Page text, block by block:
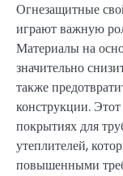
Огнезащитные
играют важную
Материалы на
значительно
также
конструкции.
покрытиях для
утеплителей,
повышенными